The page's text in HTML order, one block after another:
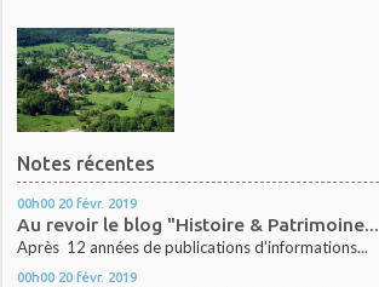
Notes récentes
00h00 20 févr. 2019
Au revoir le blog "Histoire & Patrimoine...
Après 12 années de publications d'informations...
00h00 20 févr. 2019